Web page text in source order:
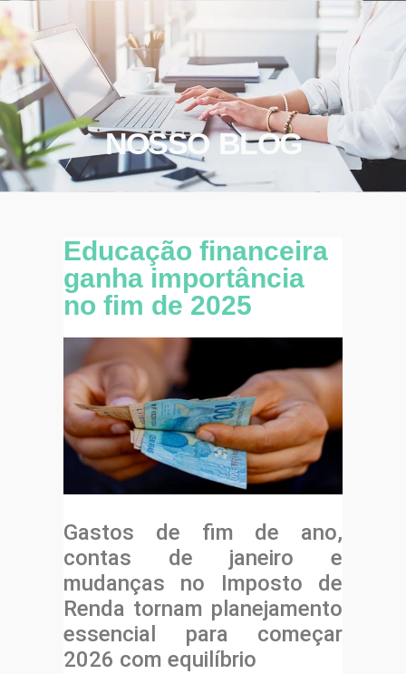
NOSSO BLOG
Educação financeira
ganha importância
no fim de 2025
Gastos de fim de ano,
contas de janeiro e
mudanças no Imposto de
Renda tornam planejamento
essencial para começar
2026 com equilíbrio